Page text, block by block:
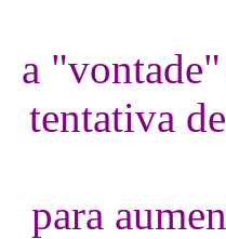
a
tentativa
para